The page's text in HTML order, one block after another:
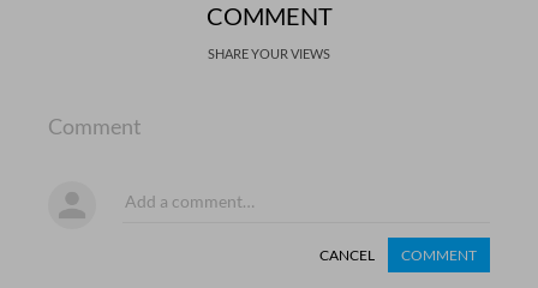
COMMENT
SHARE YOUR VIEWS
Comment
CANCEL COMMENT